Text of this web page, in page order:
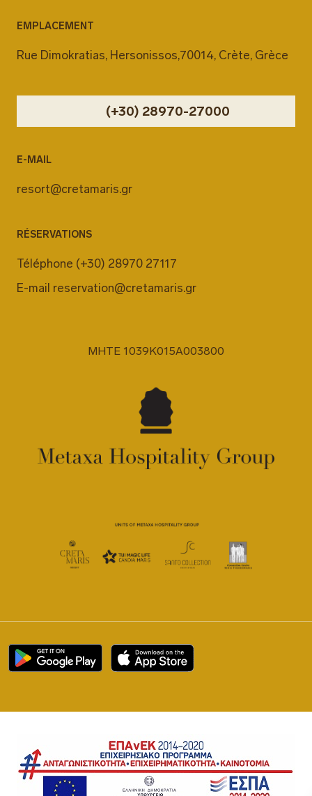
EMPLACEMENT
Rue Dimokratias, Hersonissos,70014, Crète, Grèce
(+30) 28970-27000
E-MAIL
resort@cretamaris.gr
RÉSERVATIONS
Téléphone (+30) 28970 27117
E-mail reservation@cretamaris.gr
MHTE 1039K015A003800